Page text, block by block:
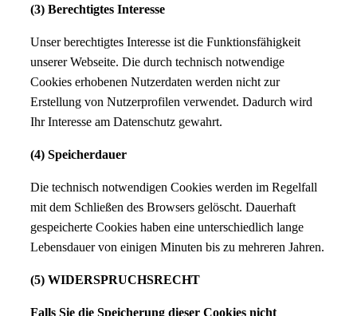
(3) Berechtigtes Interesse
Unser berechtigtes Interesse ist die Funktionsfähigkeit
unserer Webseite. Die durch technisch notwendige
Cookies erhobenen Nutzerdaten werden nicht zur
Erstellung von Nutzerprofilen verwendet. Dadurch wird
Ihr Interesse am Datenschutz gewahrt.
(4) Speicherdauer
Die technisch notwendigen Cookies werden im Regelfall
mit dem Schließen des Browsers gelöscht. Dauerhaft
gespeicherte Cookies haben eine unterschiedlich lange
Lebensdauer von einigen Minuten bis zu mehreren Jahren.
(5) WIDERSPRUCHSRECHT
Falls Sie die Speicherung dieser Cookies nicht